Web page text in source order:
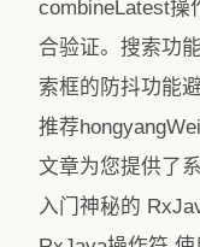
combineLatest操
合验证。搜索功
索框的防抖功能
推荐
文章为您提供了
入门神秘的